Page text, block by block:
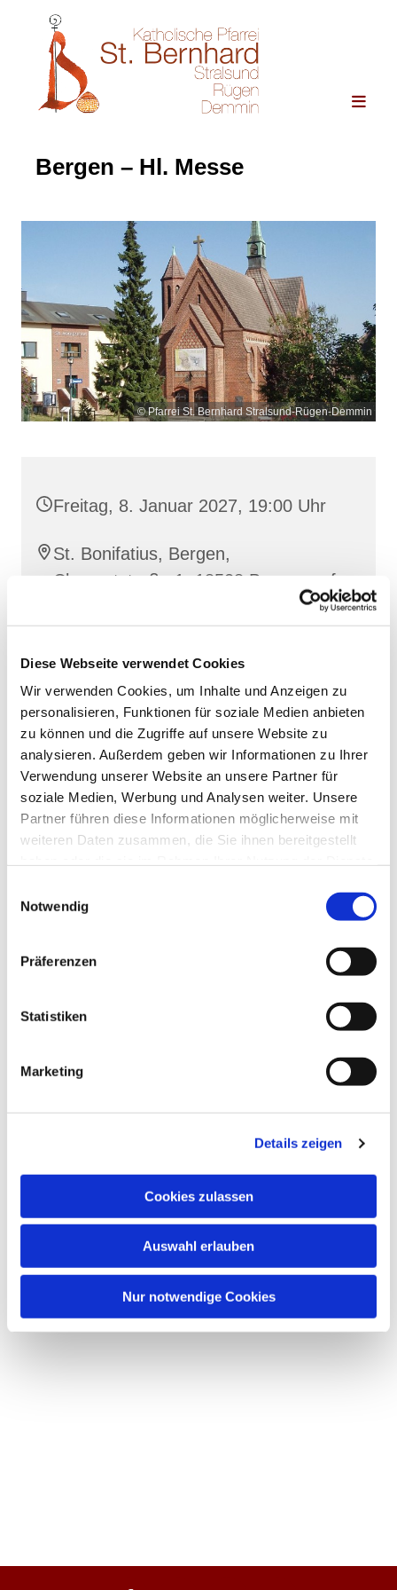
Diese Webseite verwendet Cookies
Wir verwenden Cookies, um Inhalte und Anzeigen zu
personalisieren, Funktionen für soziale Medien anbieten
zu können und die Zugriffe auf unsere Website zu
analysieren. Außerdem geben wir Informationen zu Ihrer
Verwendung unserer Website an unsere Partner für
soziale Medien, Werbung und Analysen weiter. Unsere
Partner führen diese Informationen möglicherweise mit
weiteren Daten zusammen, die Sie ihnen bereitgestellt
Notwendig
Präferenzen
Statistiken
Marketing
Details zeigen
Cookies zulassen
Auswahl erlauben
Nur notwendige Cookies
Bergen – Hl. Messe
© Pfarrei St. Bernhard Stralsund-Rügen-Demmin
Freitag, 8. Januar 2027, 19:00 Uhr
St. Bonifatius, Bergen,
Clementstraße 1, 18528 Bergen auf